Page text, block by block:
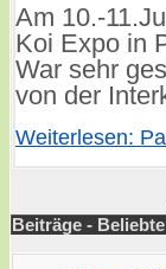
Am 10.-
Koi Expo in
War sehr
von der
Weiterlesen:
Beiträge - Beliebte